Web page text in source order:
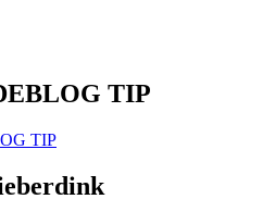
TIP